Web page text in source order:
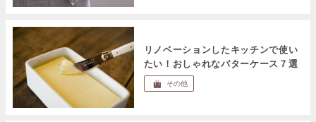
リノベーションしたキッチンで使い
たい！おしゃれなバターケース７選
その他